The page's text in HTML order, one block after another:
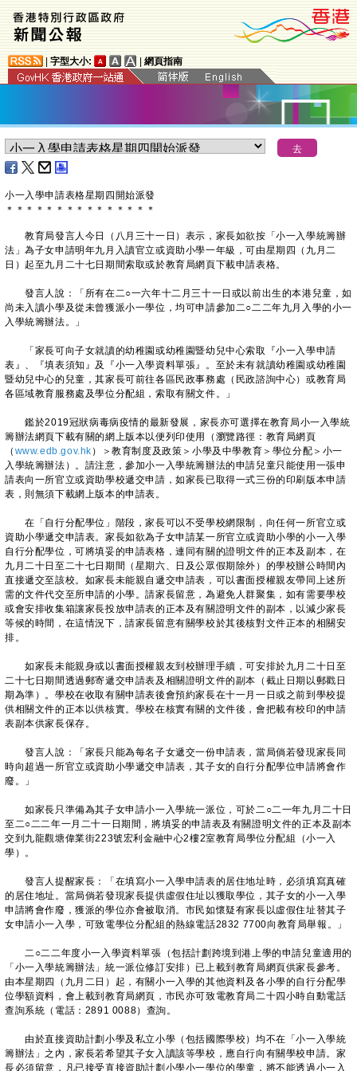
字型大小: 網頁指南
小一入學申請表格星期四開始派發
＊ ＊ ＊ ＊ ＊ ＊ ＊ ＊ ＊ ＊ ＊ ＊ ＊ ＊ ＊
教育局發言人今日（八月三十一日）表示，家長如欲按「小一入學統籌辦
法」為子女申請明年九月入讀官立或資助小學一年級，可由星期四（九月二
日）起至九月二十七日期間索取或於教育局網頁下載申請表格。
發言人說：「所有在二○一六年十二月三十一日或以前出生的本港兒童，如
尚未入讀小學及從未曾獲派小一學位，均可申請參加二○二二年九月入學的小一
入學統籌辦法。」
「家長可向子女就讀的幼稚園或幼稚園暨幼兒中心索取『小一入學申請
表』、『填表須知』及『小一入學資料單張』。至於未有就讀幼稚園或幼稚園
暨幼兒中心的兒童，其家長可前往各區民政事務處（民政諮詢中心）或教育局
各區域教育服務處及學位分配組，索取有關文件。」
鑑於2019冠狀病毒病疫情的最新發展，家長亦可選擇在教育局小一入學統
籌辦法網頁下載有關的網上版本以便列印使用（瀏覽路徑：教育局網頁
（ www.edb.gov.hk ）＞教育制度及政策＞小學及中學教育＞學位分配＞小一
入學統籌辦法）。請注意，參加小一入學統籌辦法的申請兒童只能使用一張申
請表向一所官立或資助學校遞交申請，如家長已取得一式三份的印刷版本申請
表，則無須下載網上版本的申請表。
在「自行分配學位」階段，家長可以不受學校網限制，向任何一所官立或
資助小學遞交申請表。家長如欲為子女申請某一所官立或資助小學的小一入學
自行分配學位，可將填妥的申請表格，連同有關的證明文件的正本及副本，在
九月二十日至二十七日期間（星期六、日及公眾假期除外）的學校辦公時間內
直接遞交至該校。如家長未能親自遞交申請表，可以書面授權親友帶同上述所
需的文件代交至所申請的小學。請家長留意，為避免人群聚集，如有需要學校
或會安排收集箱讓家長投放申請表的正本及有關證明文件的副本，以減少家長
等候的時間，在這情況下，請家長留意有關學校於其後核對文件正本的相關安
排。
如家長未能親身或以書面授權親友到校辦理手續，可安排於九月二十日至
二十七日期間透過郵寄遞交申請表及相關證明文件的副本（截止日期以郵戳日
期為準）。學校在收取有關申請表後會預約家長在十一月一日或之前到學校提
供相關文件的正本以供核實。學校在核實有關的文件後，會把載有校印的申請
表副本供家長保存。
發言人說：「家長只能為每名子女遞交一份申請表，當局倘若發現家長同
時向超過一所官立或資助小學遞交申請表，其子女的自行分配學位申請將會作
廢。」
如家長只準備為其子女申請小一入學統一派位，可於二○二一年九月二十日
至二○二二年一月二十一日期間，將填妥的申請表及有關證明文件的正本及副本
交到九龍觀塘偉業街223號宏利金融中心2樓2室教育局學位分配組（小一入
學）。
發言人提醒家長：「在填寫小一入學申請表的居住地址時，必須填寫真確
的居住地址。當局倘若發現家長提供虛假住址以獲取學位，其子女的小一入學
申請將會作廢，獲派的學位亦會被取消。市民如懷疑有家長以虛假住址替其子
女申請小一入學，可致電學位分配組的熱線電話2832 7700向教育局舉報。」
二○二二年度小一入學資料單張（包括計劃跨境到港上學的申請兒童適用的
「小一入學統籌辦法」統一派位修訂安排）已上載到教育局網頁供家長參考。
由本星期四（九月二日）起，有關小一入學的其他資料及各小學的自行分配學
位學額資料，會上載到教育局網頁，市民亦可致電教育局二十四小時自動電話
查詢系統（電話：2891 0088）查詢。
由於直接資助計劃小學及私立小學（包括國際學校）均不在「小一入學統
籌辦法」之內，家長若希望其子女入讀該等學校，應自行向有關學校申請。家
長必須留意，凡已接受直接資助計劃小學小一學位的學童，將不能透過小一入